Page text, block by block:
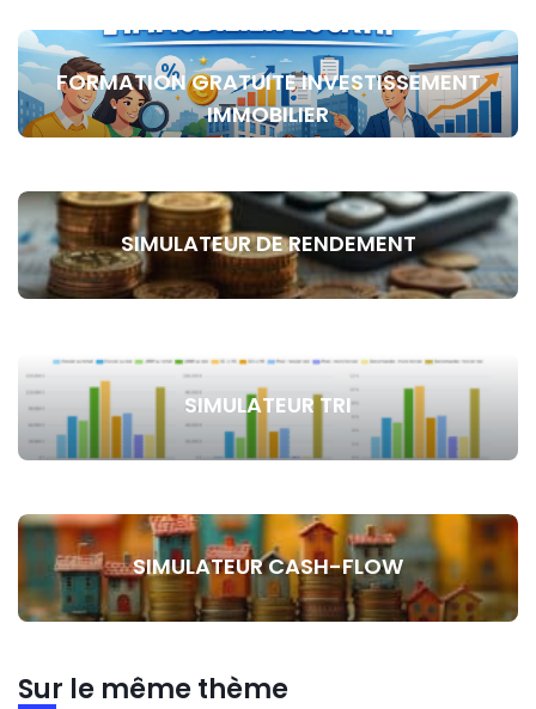
FORMATION GRATUITE INVESTISSEMENT
IMMOBILIER
SIMULATEUR DE RENDEMENT
SIMULATEUR TRI
SIMULATEUR CASH-FLOW
Sur le même thème